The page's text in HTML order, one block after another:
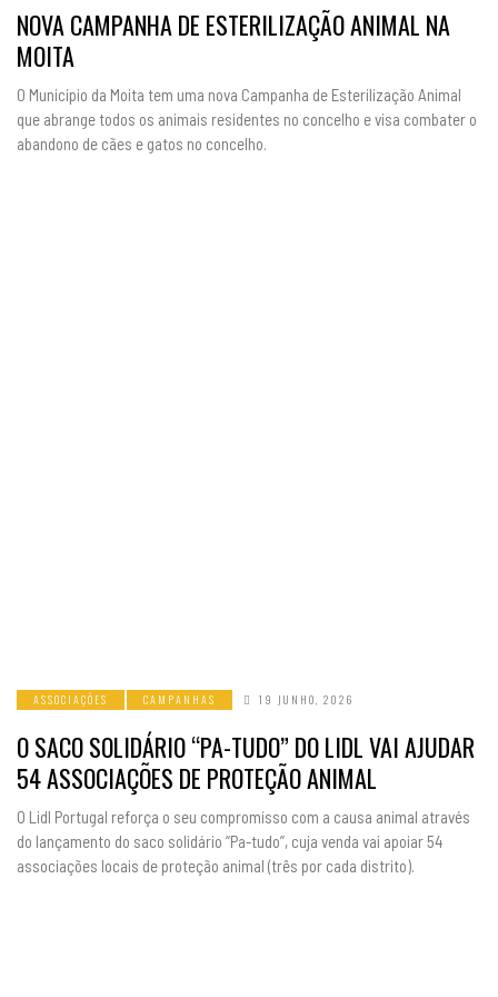
NOVA CAMPANHA DE ESTERILIZAÇÃO ANIMAL NA
MOITA
O Município da Moita tem uma nova Campanha de Esterilização Animal
que abrange todos os animais residentes no concelho e visa combater o
abandono de cães e gatos no concelho.
ASSOCIAÇÕES CAMPANHAS 19 JUNHO, 2026
O SACO SOLIDÁRIO “PA-TUDO” DO LIDL VAI AJUDAR
54 ASSOCIAÇÕES DE PROTEÇÃO ANIMAL
O Lidl Portugal reforça o seu compromisso com a causa animal através
do lançamento do saco solidário “Pa-tudo”, cuja venda vai apoiar 54
associações locais de proteção animal (três por cada distrito).